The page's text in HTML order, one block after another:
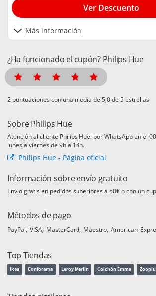
Más información
Ver Descuento
¿Ha funcionado el cupón? Philips Hue
puntuaciones con una media de de 5 estrellas
Sobre Philips Hue
Atención al cliente Philips Hue: por WhatsApp en el
lunes a viernes de 9h a 18h.
Philips Hue - Página oficial
Información sobre envío gratuito
Envío gratis en pedidos superiores a 50€ o con un
Métodos de pago
PayPal VISA MasterCard Maestro American
Top Tiendas
Ikea Conforama Leroy Merlin Colchón Emma